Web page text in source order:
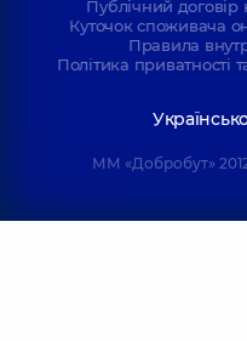
Публічний
Куточок споживача
Правила
Політика приватності
ММ «Добробут»